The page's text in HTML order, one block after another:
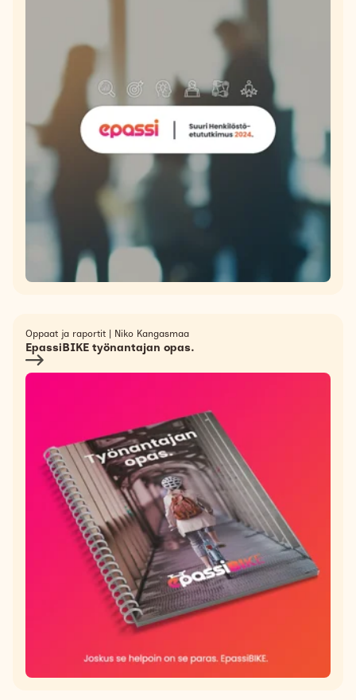
Oppaat ja raportit | Niko Kangasmaa
EpassiBIKE työnantajan opas.